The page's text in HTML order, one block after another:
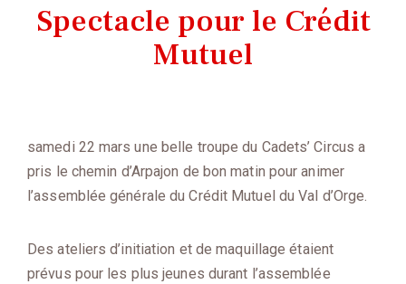
Spectacle pour le Crédit
Mutuel
samedi 22 mars une belle troupe du Cadets’ Circus a
pris le chemin d’Arpajon de bon matin pour animer
l’assemblée générale du Crédit Mutuel du Val d’Orge.
Des ateliers d’initiation et de maquillage étaient
prévus pour les plus jeunes durant l’assemblée